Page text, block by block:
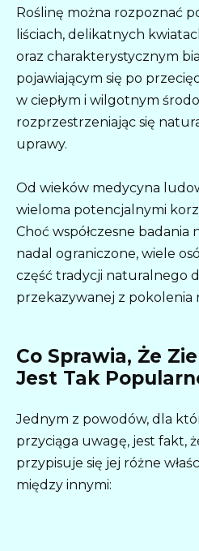
Roślinę można rozpoznać
liściach, delikatnych
oraz charakterystycznym
pojawiającym się po
w ciepłym i wilgotnym
rozprzestrzeniając się
uprawy.
Od wieków medycyna
wieloma potencjalnymi
Choć współczesne badania
nadal ograniczone, wiele
część tradycji naturalnego
przekazywanej z pokolenia
Co Sprawia, Że
Jest Tak
Jednym z powodów, dla
przyciąga uwagę, jest fakt,
przypisuje się jej różne
między innymi: